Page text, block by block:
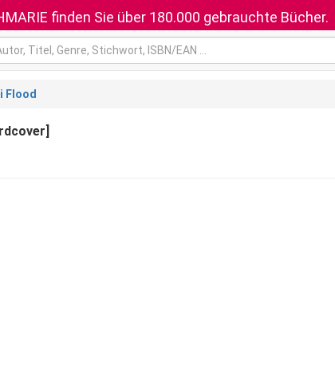
finden Sie über 180.000 gebrauchte Bücher.
Flood